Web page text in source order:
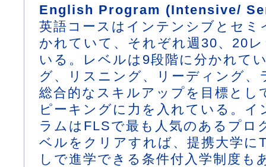
English Program (Intensive/
英語コースはインテンシブとセミ
かれていて、それぞれ週30、20
いる。レベルは9段階に分かれて
グ、リスニング、リーディング、
総合的なスキルアップを目標とし
ピーキングに力を入れている。
ラムはFLSで最も人気のあるプロ
ベルをクリアすれば、提携大学に
しで進学できる条件付入学制度も